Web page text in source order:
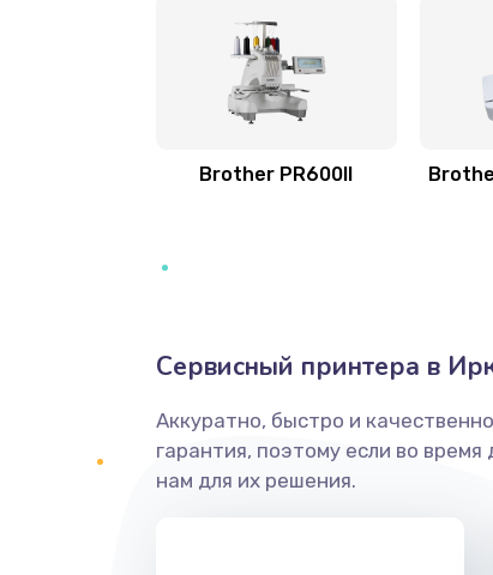
Brother PR600II
Сервисный принтера в
Аккуратно, быстро и
гарантия, поэтому если во
нам для их решения.